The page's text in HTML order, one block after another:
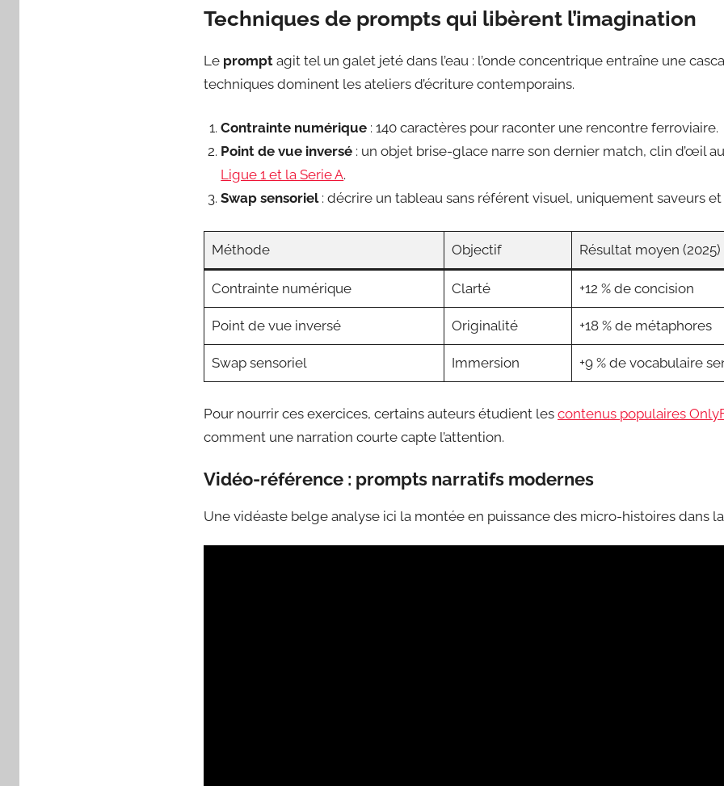
Techniques de prompts qui libèrent l’imagination
Le prompt agit tel un galet jeté dans l’eau : l’onde concentrique entraîne une
techniques dominent les ateliers d’écriture contemporains.
Contrainte numérique : 140 caractères pour raconter une rencontre ferroviaire.
Point de vue inversé : un objet brise-glace narre son dernier match, clin d’œil
Ligue 1 et la Serie A.
Swap sensoriel: décrire un tableau sans référent visuel, uniquement saveurs
Méthode Objectif Résultat moyen (2025)
Contrainte numérique Clarté +12 % de concision
Point de vue inversé Originalité +18 % de métaphores
Swap sensoriel Immersion +9 % de vocabulaire
Pour nourrir ces exercices, certains auteurs étudient les contenus populaires
comment une narration courte capte l’attention.
Vidéo-référence : prompts narratifs modernes
Une vidéaste belge analyse ici la montée en puissance des micro-histoires dans